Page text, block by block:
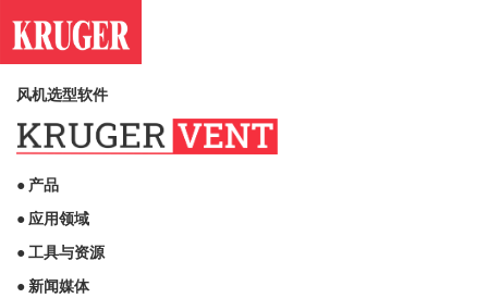
风机选型软件
● 产品
● 应用领域
● 工具与资源
● 新闻媒体